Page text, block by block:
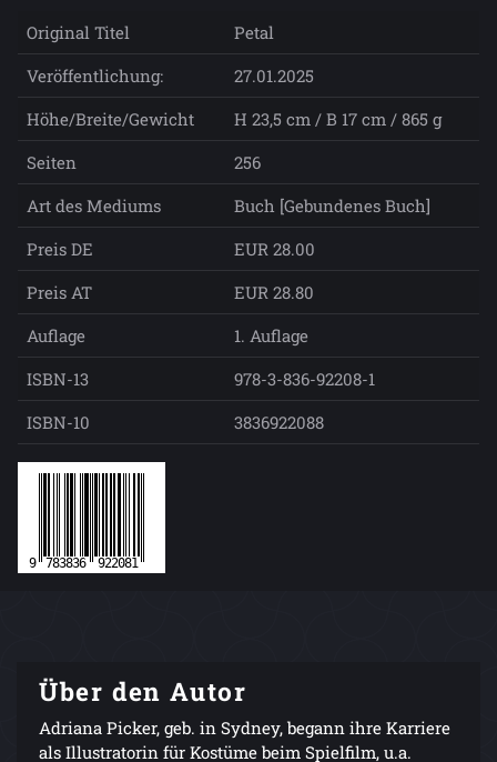
Original Titel
Petal
Veröffentlichung:
27.01.2025
Höhe/Breite/Gewicht
H 23,5 cm / B 17 cm / 865 g
Seiten
256
Art des Mediums
Buch [Gebundenes Buch]
Preis DE
EUR 28.00
Preis AT
EUR 28.80
Auflage
1. Auflage
ISBN-13
978-3-836-92208-1
ISBN-10
3836922088
Über den Autor
Adriana Picker, geb. in Sydney, begann ihre Karriere
als Illustratorin für Kostüme beim Spielfilm, u.a.